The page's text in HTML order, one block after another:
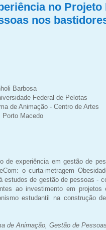
no
nos
Barbosa
Federal de Pelotas
de Animação - Centro de Artes
Porto Macedo
de experiência em gestão de
o curta-metragem
estudos de gestão de pessoas -
ao investimento em
estudantil na construção
de Animação, Gestão de